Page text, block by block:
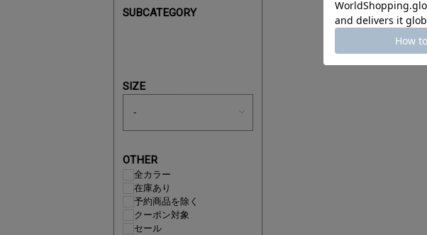
SUBCATEGORY
SIZE
OTHER
全カラー
在庫あり
予約商品を除く
クーポン対象
セール
あと1点にちょうどいい！お助けプチ